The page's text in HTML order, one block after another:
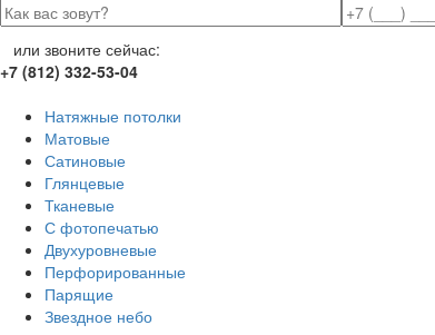
или звоните сейчас:
+7 (812) 332-53-04
Натяжные потолки
Матовые
Сатиновые
Глянцевые
Тканевые
С фотопечатью
Двухуровневые
Перфорированные
Парящие
Звездное небо